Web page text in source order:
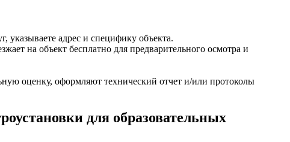
указываете адрес и специфику объекта.
на объект бесплатно для предварительного осмотра и
оценку, оформляют технический отчет и/или протоколы
для образовательных